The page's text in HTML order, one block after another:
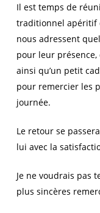
Il est temps de
traditionnel apéritif
nous adressent
pour leur
ainsi qu’un petit
pour remercier les
journée.
Le retour se
lui avec la
Je ne voudrais pas
plus sincères